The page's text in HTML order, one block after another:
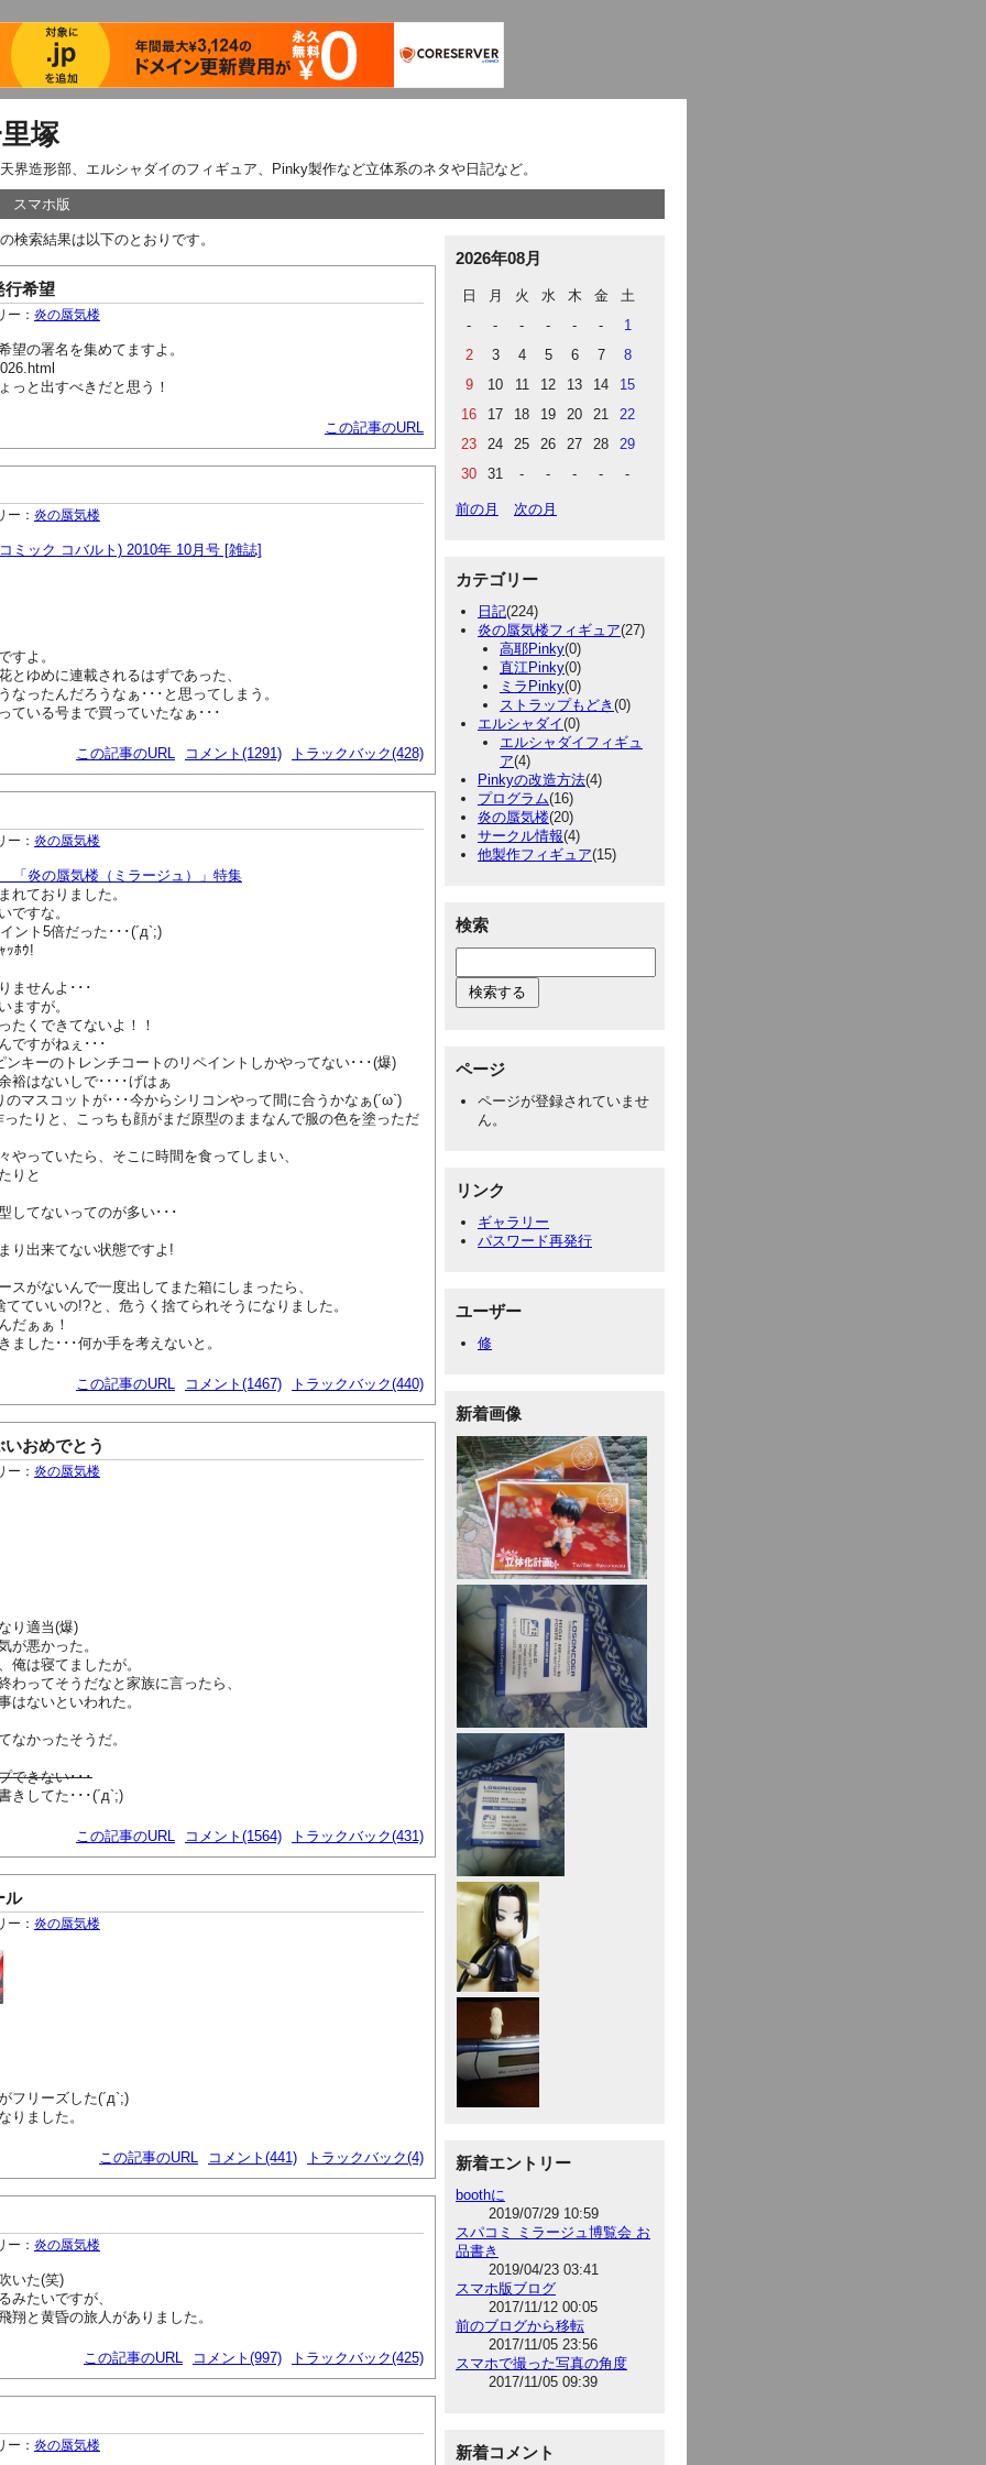
塚
界造形部、エルシャダイのフィギュア、Pinky製作など立体系のネタや日記など。
スマホ版
検索結果は以下のとおりです。
行希望
ー： 炎の蜃気楼
望の署名を集めてますよ。
っと出すべきだと思う！
この記事のURL
ー： 炎の蜃気楼
ミック コバルト) 2010年 10月号 [雑誌]
すよ。
とゆめに連載されるはずであった、
なったんだろうなぁ･･･と思ってしまう。
ている号まで買っていたなぁ･･･
この記事のURL コメント(1291) トラックバック(428)
ー： 炎の蜃気楼
「炎の蜃気楼（ミラージュ）」特集
れておりました。
ですな。
ント5倍だった･･･(´д`;)
ｯﾎｳ!
ませんよ･･･
ますが。
たくできてないよ！！
ですがねぇ･･･
ンキーのトレンチコートのリペイントしかやってない･･･(爆)
裕はないしで････げはぁ
のマスコットが･･･今からシリコンやって間に合うかなぁ(´ω`)
たりと、こっちも顔がまだ原型のままなんで服の色を塗っただ
やっていたら、そこに時間を食ってしまい、
りと
してないってのが多い･･･
り出来てない状態ですよ!
スがないんで一度出してまた箱にしまったら、
ていいの!?と、危うく捨てられそうになりました。
だぁぁ！
ました･･･何か手を考えないと。
この記事のURL コメント(1467) トラックバック(440)
おめでとう
ー： 炎の蜃気楼
り適当(爆)
が悪かった。
俺は寝てましたが。
わってそうだなと家族に言ったら、
はないといわれた。
なかったそうだ。
できない･･･
きしてた･･･(´д`;)
この記事のURL コメント(1564) トラックバック(431)
ル
ー： 炎の蜃気楼
フリーズした(´д`;)
りました。
この記事のURL コメント(441) トラックバック(4)
ー： 炎の蜃気楼
いた(笑)
みたいですが、
翔と黄昏の旅人がありました。
この記事のURL コメント(997) トラックバック(425)
ー： 炎の蜃気楼
2026年08月
日 月 火 水 木 金
土
-
- - - - -
1
2
3 4 5 6 7
8
9
10 11 12 13 14
15
16
17 18 19 20 21
22
23
24 25 26 27 28
29
30
31 - - - - -
前の月 次の月
カテゴリー
日記(224)
炎の蜃気楼フィギュア(27)
高耶Pinky(0)
直江Pinky(0)
ミラPinky(0)
ストラップもどき (0)
エルシャダイ(0)
エルシャダイフィギュ
ア(4)
Pinkyの改造方法(4)
プログラム(16)
炎の蜃気楼(20)
サークル情報(4)
他製作フィギュア(15)
検索
ページ
ページが登録されていませ
ん。
リンク
ギャラリー
パスワード再発行
ユーザー
修
新着画像
新着エントリー
boothに
2019/07/29 10:59
スパコミ ミラージュ博覧会 お
品書き
2019/04/23 03:41
スマホ版ブログ
2017/11/12 00:05
前のブログから移転
2017/11/05 23:56
スマホで撮った写真の角度
2017/11/05 09:39
新着コメント